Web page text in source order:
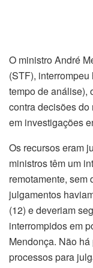
O ministro André
(STF),
tempo de análise),
contra decisões
em investigações
Os recursos eram
ministros têm um
remotamente, sem
julgamentos
(12) e deveriam
interrompidos em
Mendonça. Não
processos para